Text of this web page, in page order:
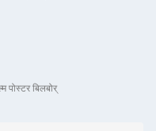
पोस्टर बिलबोर्